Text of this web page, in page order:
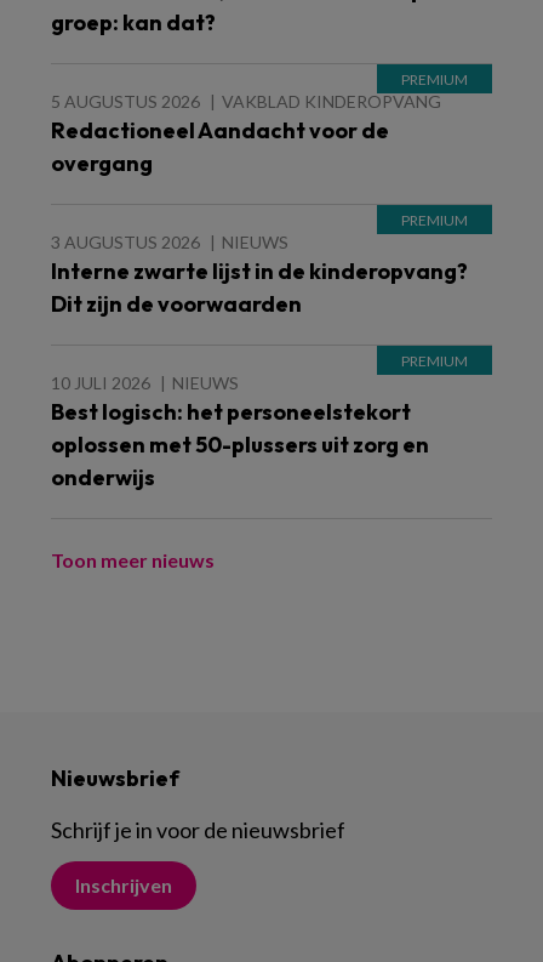
groep: kan dat?
5 AUGUSTUS 2026 VAKBLAD KINDEROPVANG
Redactioneel Aandacht voor de
overgang
3 AUGUSTUS 2026 NIEUWS
Interne zwarte lijst in de kinderopvang?
Dit zijn de voorwaarden
10 JULI 2026 NIEUWS
Best logisch: het personeelstekort
oplossen met 50-plussers uit zorg en
onderwijs
Toon meer nieuws
Nieuwsbrief
Schrijf je in voor de nieuwsbrief
Inschrijven